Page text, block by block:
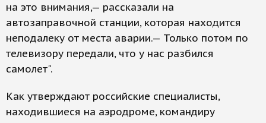
на это внимания,— рассказали на
автозаправочной станции, которая находится
неподалеку от места аварии.— Только потом по
телевизору передали, что у нас разбился
самолет".
Как утверждают российские специалисты,
находившиеся на аэродроме, командиру